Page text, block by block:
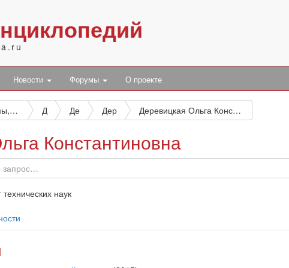
Новости Форумы О проекте
Персоны, псевдонимы, персонажи и боты Д Де Дер Деревицкая Ольга Константиновна
Константиновна
технических наук